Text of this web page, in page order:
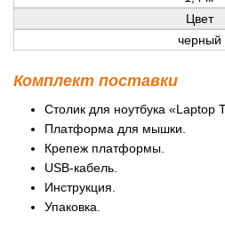
Цвет
черный
Комплект поставки
Столик для ноутбука «Laptop
Платформа для мышки.
Крепеж платформы.
USB-кабель.
Инструкция.
Упаковка.